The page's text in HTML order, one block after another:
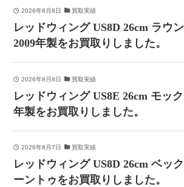
2026年8月8日 買取実績
レッドウィング US8D 26cm ラウ
2009年製をお買取りしました。
2026年8月8日 買取実績
レッドウィング US8E 26cm モック
年製をお買取りしました。
2026年8月7日 買取実績
レッドウィング US8D 26cm ベッ
ーントゥをお買取りしました。